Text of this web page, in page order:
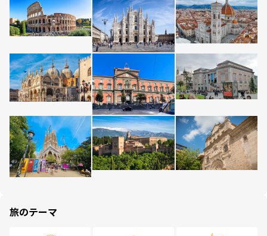
旅のテーマ